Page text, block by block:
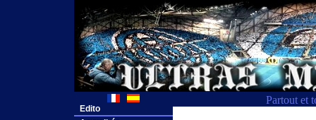
Partout et
Edito